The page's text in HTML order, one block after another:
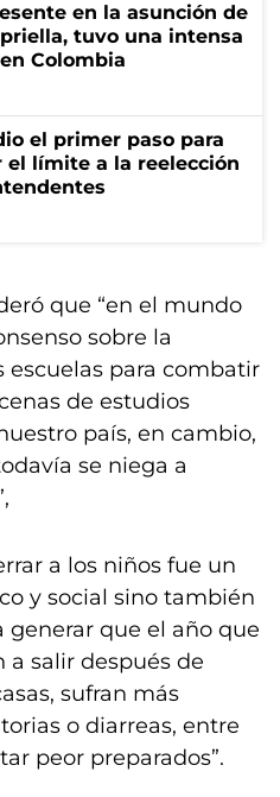
en la asunción de
tuvo una intensa
Colombia
el primer paso para
el límite a la reelección
que “en el mundo
sobre la
escuelas para combatir
de estudios
país, en cambio,
se niega a
a los niños fue un
y social sino también
generar que el año que
a salir después de
sufran más
o diarreas, entre
peor preparados”.